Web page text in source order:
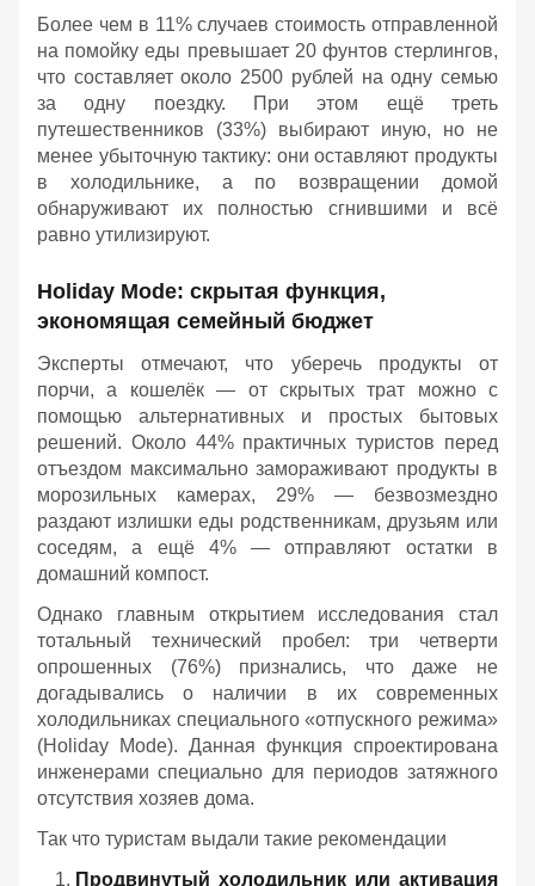
Более чем в 11% случаев стоимость отправленной
на помойку еды превышает 20 фунтов стерлингов,
что составляет около 2500 рублей на одну семью
за одну поездку. При этом ещё треть
путешественников (33%) выбирают иную, но не
менее убыточную тактику: они оставляют продукты
в холодильнике, а по возвращении домой
обнаруживают их полностью сгнившими и всё
равно утилизируют.
Holiday Mode: скрытая функция,
экономящая семейный бюджет
Эксперты отмечают, что уберечь продукты от
порчи, а кошелёк — от скрытых трат можно с
помощью альтернативных и простых бытовых
решений. Около 44% практичных туристов перед
отъездом максимально замораживают продукты в
морозильных камерах, 29% — безвозмездно
раздают излишки еды родственникам, друзьям или
соседям, а ещё 4% — отправляют остатки в
домашний компост.
Однако главным открытием исследования стал
тотальный технический пробел: три четверти
опрошенных (76%) признались, что даже не
догадывались о наличии в их современных
холодильниках специального «отпускного режима»
(Holiday Mode). Данная функция спроектирована
инженерами специально для периодов затяжного
отсутствия хозяев дома.
Так что туристам выдали такие рекомендации
Продвинутый холодильник или активация